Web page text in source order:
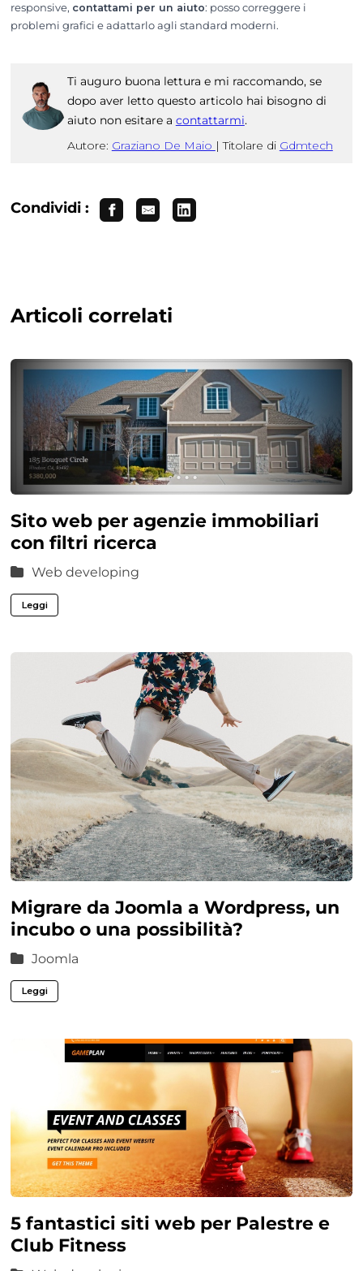
responsive, contattami per un aiuto: posso correggere i
problemi grafici e adattarlo agli standard moderni.
Ti auguro buona lettura e mi raccomando, se
dopo aver letto questo articolo hai bisogno di
aiuto non esitare a contattarmi.
Autore: Graziano De Maio | Titolare di Gdmtech
Condividi :
Articoli correlati
Sito web per agenzie immobiliari
con filtri ricerca
Web developing
Leggi
Migrare da Joomla a Wordpress, un
incubo o una possibilità?
Joomla
Leggi
5 fantastici siti web per Palestre e
Club Fitness